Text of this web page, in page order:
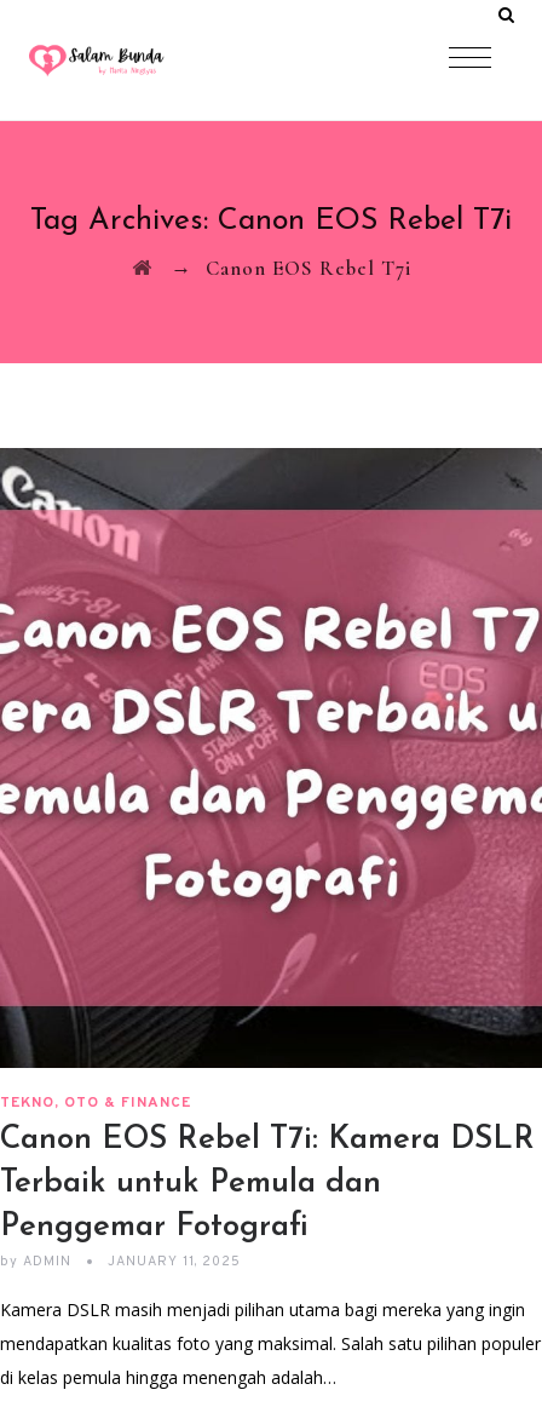
Tag Archives: Canon EOS Rebel T7i
→ Canon EOS Rebel T7i
TEKNO, OTO & FINANCE
Canon EOS Rebel T7i: Kamera DSLR
Terbaik untuk Pemula dan
Penggemar Fotografi
by ADMIN JANUARY 11, 2025
Kamera DSLR masih menjadi pilihan utama bagi mereka yang ingin
mendapatkan kualitas foto yang maksimal. Salah satu pilihan populer
di kelas pemula hingga menengah adalah…